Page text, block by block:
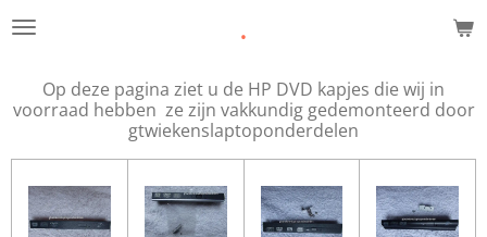
Ga
.
Op deze pagina ziet u de HP DVD kapjes die wij in
voorraad hebben ze zijn vakkundig gedemonteerd door
gtwiekenslaptoponderdelen